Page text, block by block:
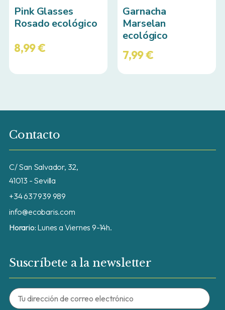
Pink Glasses
Rosado ecológico
8,99€
Garnacha
Marselan
ecológico
7,99€
Contacto
C/ San Salvador, 32,
41013 - Sevilla
+34 637 939 989
info@ecobaris.com
Horario: Lunes a Viernes 9-14h.
Suscríbete a la newsletter